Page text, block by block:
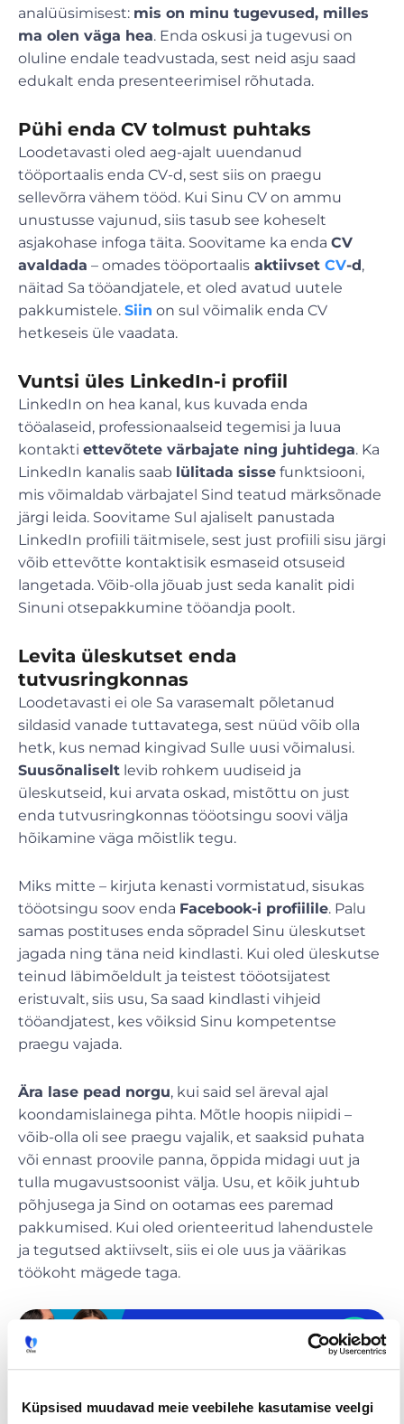
Küpsised muudavad meie veebilehe kasutamise veelgi
analüüsimisest: mis on minu tugevused, milles
ma olen väga hea. Enda oskusi ja tugevusi on
oluline endale teadvustada, sest neid asju saad
edukalt enda presenteerimisel rõhutada.
Pühi enda CV tolmust puhtaks
Loodetavasti oled aeg-ajalt uuendanud
tööportaalis enda CV-d, sest siis on praegu
sellevõrra vähem tööd. Kui Sinu CV on ammu
unustusse vajunud, siis tasub see koheselt
asjakohase infoga täita. Soovitame ka enda CV
avaldada – omades tööportaalis aktiivset CV-d,
näitad Sa tööandjatele, et oled avatud uutele
pakkumistele. Siin on sul võimalik enda CV
hetkeseis üle vaadata.
Vuntsi üles LinkedIn-i profiil
LinkedIn on hea kanal, kus kuvada enda
tööalaseid, professionaalseid tegemisi ja luua
kontakti ettevõtete värbajate ning juhtidega. Ka
LinkedIn kanalis saab lülitada sisse funktsiooni,
mis võimaldab värbajatel Sind teatud märksõnade
järgi leida. Soovitame Sul ajaliselt panustada
LinkedIn profiili täitmisele, sest just profiili sisu järgi
võib ettevõtte kontaktisik esmaseid otsuseid
langetada. Võib-olla jõuab just seda kanalit pidi
Sinuni otsepakkumine tööandja poolt.
Levita üleskutset enda
tutvusringkonnas
Loodetavasti ei ole Sa varasemalt põletanud
sildasid vanade tuttavatega, sest nüüd võib olla
hetk, kus nemad kingivad Sulle uusi võimalusi.
Suusõnaliselt levib rohkem uudiseid ja
üleskutseid, kui arvata oskad, mistõttu on just
enda tutvusringkonnas tööotsingu soovi välja
hõikamine väga mõistlik tegu.
Miks mitte – kirjuta kenasti vormistatud, sisukas
tööotsingu soov enda Facebook-i profiilile. Palu
samas postituses enda sõpradel Sinu üleskutset
jagada ning täna neid kindlasti. Kui oled üleskutse
teinud läbimõeldult ja teistest tööotsijatest
eristuvalt, siis usu, Sa saad kindlasti vihjeid
tööandjatest, kes võiksid Sinu kompetentse
praegu vajada.
Ära lase pead norgu, kui said sel äreval ajal
koondamislainega pihta. Mõtle hoopis niipidi –
võib-olla oli see praegu vajalik, et saaksid puhata
või ennast proovile panna, õppida midagi uut ja
tulla mugavustsoonist välja. Usu, et kõik juhtub
põhjusega ja Sind on ootamas ees paremad
pakkumised. Kui oled orienteeritud lahendustele
ja tegutsed aktiivselt, siis ei ole uus ja väärikas
töökoht mägede taga.
Tööpakkumised